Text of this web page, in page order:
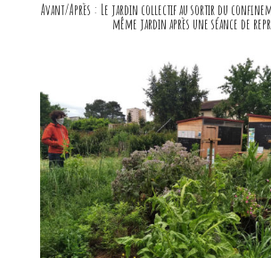
Avant/Après : Le jardin collectif au sortir du
même jardin après une séance de